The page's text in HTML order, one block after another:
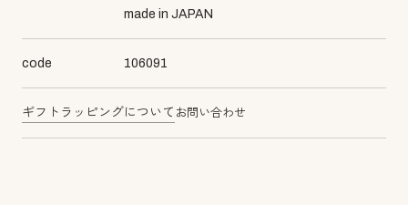
made in JAPAN
code 106091
ギフトラッピングについて お問い合わせ